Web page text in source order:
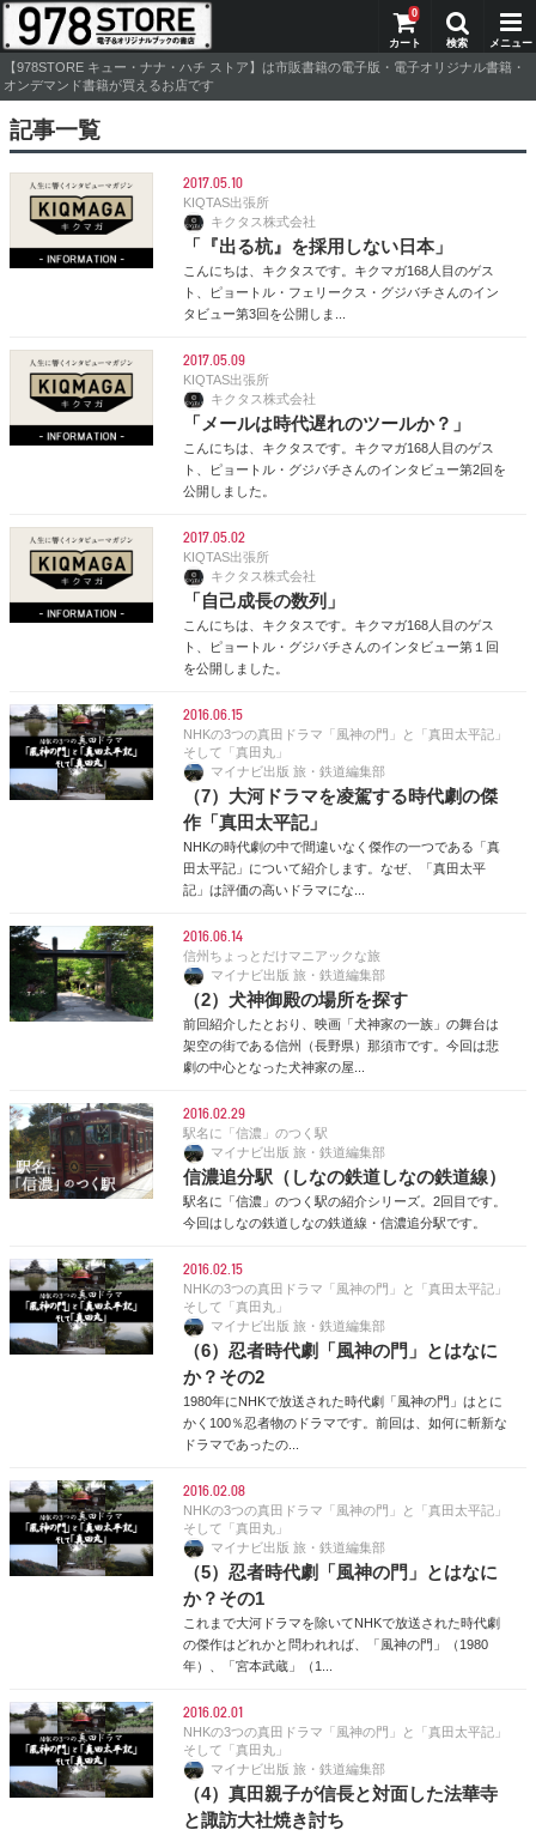
0
【978STORE キュー・ナナ・ハチ ストア】は市販書籍の電子版・電子オリジナル書籍・
オンデマンド書籍が買えるお店です
記事一覧
2017.05.10
KIQTAS出張所
キクタス株式会社
「『出る杭』を採用しない日本」
こんにちは、キクタスです。キクマガ168人目のゲス
ト、ピョートル・フェリークス・グジバチさんのイン
タビュー第3回を公開しま...
2017.05.09
KIQTAS出張所
キクタス株式会社
「メールは時代遅れのツールか？」
こんにちは、キクタスです。キクマガ168人目のゲス
ト、ピョートル・グジバチさんのインタビュー第2回を
公開しました。
2017.05.02
KIQTAS出張所
キクタス株式会社
「自己成長の数列」
こんにちは、キクタスです。キクマガ168人目のゲス
ト、ピョートル・グジバチさんのインタビュー第１回
を公開しました。
2016.06.15
NHKの3つの真田ドラマ「風神の門」と「真田太平記」
そして「真田丸」
マイナビ出版 旅・鉄道編集部
（7）大河ドラマを凌駕する時代劇の傑
作「真田太平記」
NHKの時代劇の中で間違いなく傑作の一つである「真
田太平記」について紹介します。なぜ、「真田太平
記」は評価の高いドラマにな...
2016.06.14
信州ちょっとだけマニアックな旅
マイナビ出版 旅・鉄道編集部
（2）犬神御殿の場所を探す
前回紹介したとおり、映画「犬神家の一族」の舞台は
架空の街である信州（長野県）那須市です。今回は悲
劇の中心となった犬神家の屋...
2016.02.29
駅名に「信濃」のつく駅
マイナビ出版 旅・鉄道編集部
信濃追分駅（しなの鉄道しなの鉄道線）
駅名に「信濃」のつく駅の紹介シリーズ。2回目です。
今回はしなの鉄道しなの鉄道線・信濃追分駅です。
2016.02.15
NHKの3つの真田ドラマ「風神の門」と「真田太平記」
そして「真田丸」
マイナビ出版 旅・鉄道編集部
（6）忍者時代劇「風神の門」とはなに
か？その2
1980年にNHKで放送された時代劇「風神の門」はとに
かく100％忍者物のドラマです。前回は、如何に斬新な
ドラマであったの...
2016.02.08
NHKの3つの真田ドラマ「風神の門」と「真田太平記」
そして「真田丸」
マイナビ出版 旅・鉄道編集部
（5）忍者時代劇「風神の門」とはなに
か？その1
これまで大河ドラマを除いてNHKで放送された時代劇
の傑作はどれかと問われれば、「風神の門」（1980
年）、「宮本武蔵」（1...
2016.02.01
NHKの3つの真田ドラマ「風神の門」と「真田太平記」
そして「真田丸」
マイナビ出版 旅・鉄道編集部
（4）真田親子が信長と対面した法華寺
と諏訪大社焼き討ち